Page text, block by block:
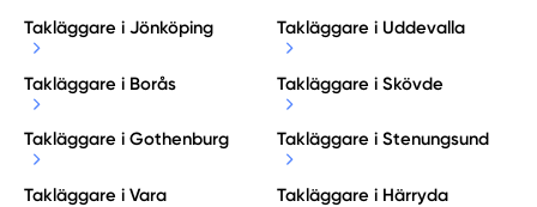
Takläggare i Jönköping Takläggare i Uddevalla
Takläggare i Borås Takläggare i Skövde
Takläggare i Gothenburg Takläggare i Stenungsund
Takläggare i Vara Takläggare i Härryda